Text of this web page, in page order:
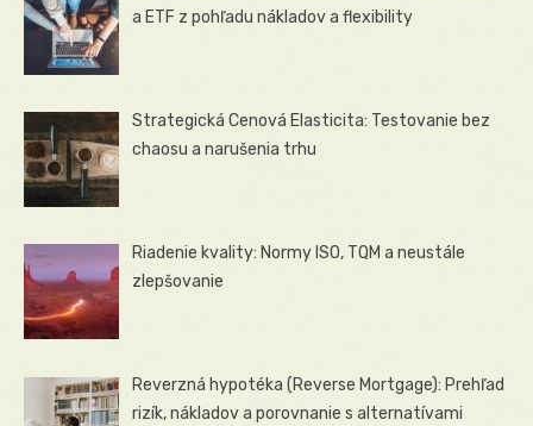
a ETF z pohľadu nákladov a flexibility
Strategická Cenová Elasticita: Testovanie bez
chaosu a narušenia trhu
Riadenie kvality: Normy ISO, TQM a neustále
zlepšovanie
Reverzná hypotéka (Reverse Mortgage): Prehľad
rizík, nákladov a porovnanie s alternatívami